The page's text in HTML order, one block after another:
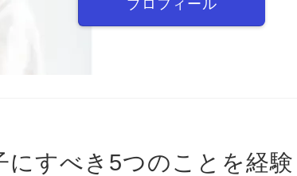
プロフィール
にすべき5つのことを経験